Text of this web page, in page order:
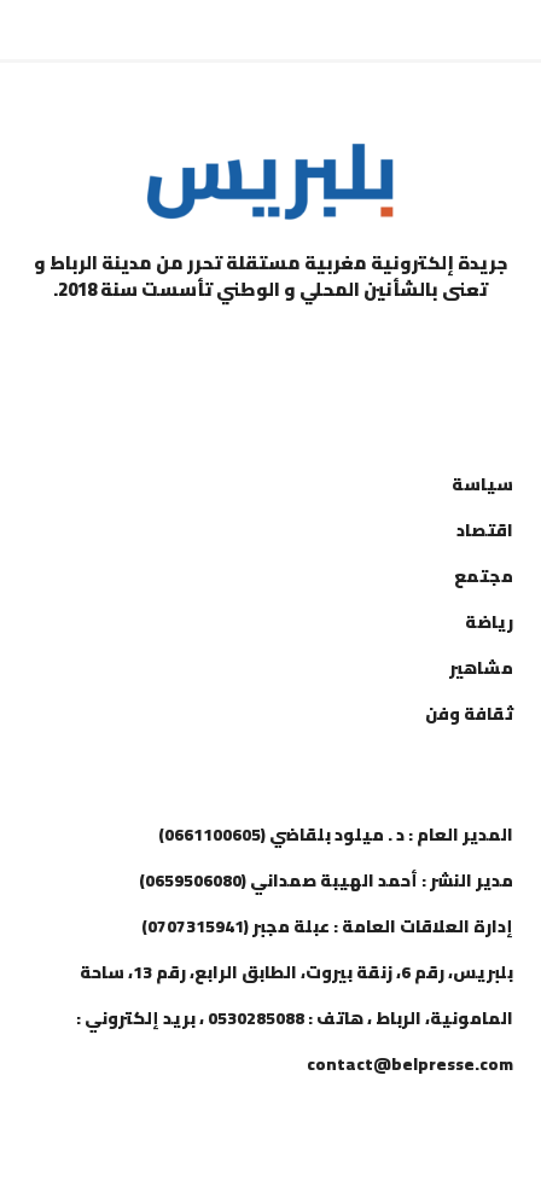
جريدة إلكترونية مغربية مستقلة تحرر من مدينة الرباط و
تعنى بالشأنين المحلي و الوطني تأسست سنة 2018.
سياسة
اقتصاد
مجتمع
رياضة
مشاهير
ثقافة وفن
المدير العام : د . ميلود بلقاضي (0661100605)
مدير النشر : أحمد الهيبة صمداني (0659506080)
إدارة العلاقات العامة : عبلة مجبر (0707315941)
بلبريس، رقم 6، زنقة بيروت، الطابق الرابع، رقم 13، ساحة
المامونية، الرباط ، هاتف : 0530285088 ، بريد إلكتروني :
contact@belpresse.com